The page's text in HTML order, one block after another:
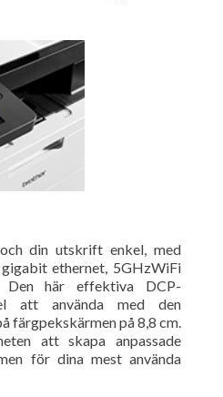
din utskrift enkel, med
ethernet, 5GHzWiFi
Den här effektiva DCP-
att använda med den
färgpekskärmen på 8,8 cm.
att skapa anpassade
för dina mest använda